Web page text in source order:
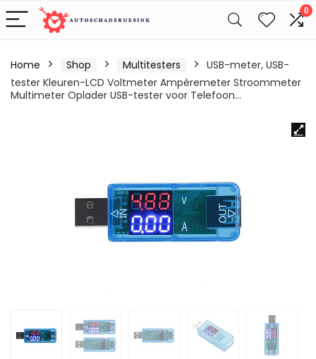
0
Home Shop Multitesters
USB-meter, USB-
tester Kleuren-LCD Voltmeter Ampèremeter Stroommeter
Multimeter Oplader USB-tester voor Telefoon…